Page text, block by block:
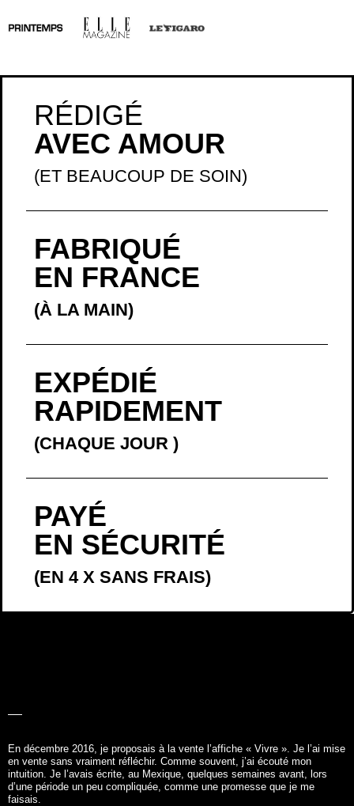
RÉDIGÉ
AVEC AMOUR
(ET BEAUCOUP DE SOIN)
FABRIQUÉ
EN FRANCE
(À LA MAIN)
EXPÉDIÉ
RAPIDEMENT
(CHAQUE JOUR )
PAYÉ
EN SÉCURITÉ
(EN 4 X SANS FRAIS)
En décembre 2016, je proposais à la vente l’affiche « Vivre ». Je l’ai mise
en vente sans vraiment réfléchir. Comme souvent, j’ai écouté mon
intuition. Je l’avais écrite, au Mexique, quelques semaines avant, lors
d’une période un peu compliquée, comme une promesse que je me
faisais.